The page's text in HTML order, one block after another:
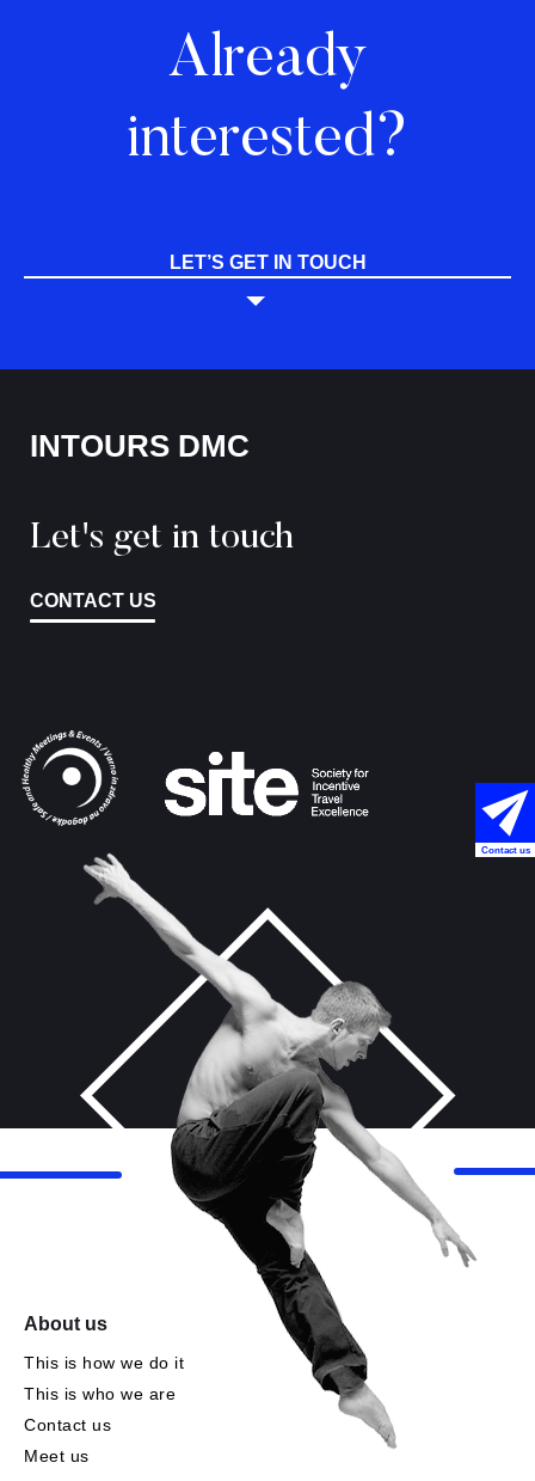
Already
interested?
LET’S GET IN TOUCH
INTOURS DMC
Let's get in touch
CONTACT US
About us
This is how we do it
This is who we are
Contact us
Meet us
Contact us